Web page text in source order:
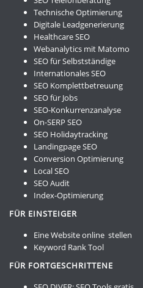
Technische Optimierung
Digitale Leadgenerierung
Healthcare SEO
Webanalytics mit Matomo
SEO für Selbstständige
Internationales SEO
SEO Komplettbetreuung
SEO für Jobs
SEO-Konkurrenzanalyse
On-SERP SEO
SEO Holidaytracking
Landingpage SEO
Conversion Optimierung
Local SEO
SEO Audit
Index-Optimierung
FÜR EINSTEIGER
Eine Website online stellen
Keyword Rank Tool
FÜR FORTGESCHRITTENE